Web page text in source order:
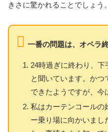
きさに驚かれることでしょう。
一番の問題は、オペラ
24時過ぎに終わり、
と聞いています。か
できたようですが、今
私はカーテンコールの
ー乗り場に向かいまし